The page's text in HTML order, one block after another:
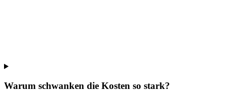
Warum schwanken die Kosten so stark?